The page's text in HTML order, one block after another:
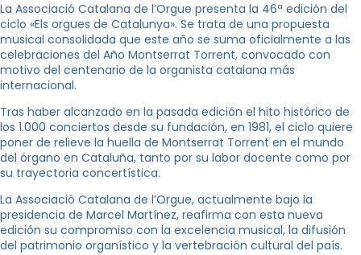
La Associació Catalana de l’Orgue presenta la 46ª edición del
ciclo «Els orgues de Catalunya». Se trata de una propuesta
musical consolidada que este año se suma oficialmente a las
celebraciones del Año Montserrat Torrent, convocado con
motivo del centenario de la organista catalana más
internacional.
Tras haber alcanzado en la pasada edición el hito histórico de
los 1.000 conciertos desde su fundación, en 1981, el ciclo quiere
poner de relieve la huella de Montserrat Torrent en el mundo
del órgano en Cataluña, tanto por su labor docente como por
su trayectoria concertística.
La Associació Catalana de l’Orgue, actualmente bajo la
presidencia de Marcel Martínez, reafirma con esta nueva
edición su compromiso con la excelencia musical, la difusión
del patrimonio organístico y la vertebración cultural del país.